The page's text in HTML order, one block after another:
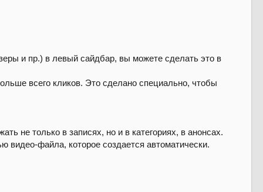
и пр.) в левый сайдбар, вы можете сделать это в
всего кликов. Это сделано специально, чтобы
не только в записях, но и в категориях, в анонсах.
видео-файла, которое создается автоматически.